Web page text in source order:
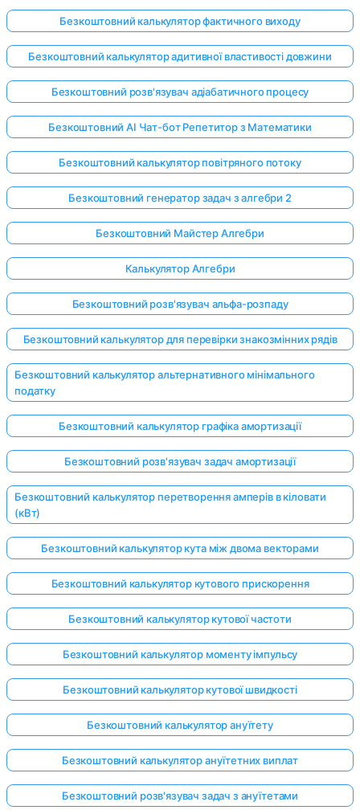
Безкоштовний калькулятор фактичного виходу
Безкоштовний калькулятор адитивної властивості довжини
Безкоштовний розв'язувач адіабатичного процесу
Безкоштовний AI Чат-бот Репетитор з Математики
Безкоштовний калькулятор повітряного потоку
Безкоштовний генератор задач з алгебри 2
Безкоштовний Майстер Алгебри
Калькулятор Алгебри
Безкоштовний розв'язувач альфа-розпаду
Безкоштовний калькулятор для перевірки знакозмінних рядів
Безкоштовний калькулятор альтернативного мінімального
податку
Безкоштовний калькулятор графіка амортизації
Безкоштовний розв'язувач задач амортизації
Безкоштовний калькулятор перетворення амперів в кіловати
(кВт)
Безкоштовний калькулятор кута між двома векторами
Безкоштовний калькулятор кутового прискорення
Безкоштовний калькулятор кутової частоти
Безкоштовний калькулятор моменту імпульсу
Безкоштовний калькулятор кутової швидкості
Безкоштовний калькулятор ануїтету
Безкоштовний калькулятор ануїтетних виплат
Безкоштовний розв'язувач задач з ануїтетами